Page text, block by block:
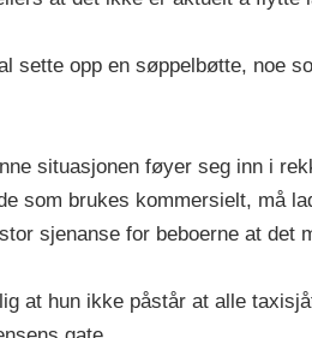
sette opp en søppelbøtte, noe
situasjonen føyer seg inn i
som brukes kommersielt, må
sjenanse for beboerne at det
at hun ikke påstår at alle